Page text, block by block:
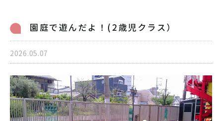
個人情報保護方針
06-6998-5321
受付時間 7:00～20:00（平日）7:00～19:00（土曜）
園庭で遊んだよ！(2歳児クラス）
2026.05.07